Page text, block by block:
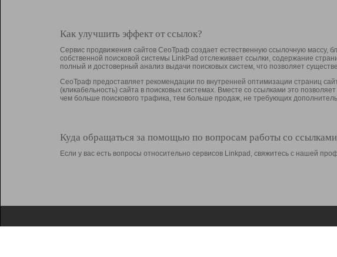
Как улучшить эффект от ссылок?
Сервис продвижения сайтов СеоТраф создает естественную ссылочную массу,
собственной поисковой системы LinkPad отслеживает ссылки, содержание
полный и достоверный анализ выдачи поисковых систем, что позволяет
СеоТраф предоставляет рекомендации по внутренней оптимизации страниц
(кликабельность) сайта в поисковых системах. Вместе со ссылками это
чем больше поискового трафика, тем больше продаж, не требующих
Куда обращаться за помощью по вопросам работы со
Если у вас есть вопросы относительно сервисов Linkpad, свяжитесь с нашей